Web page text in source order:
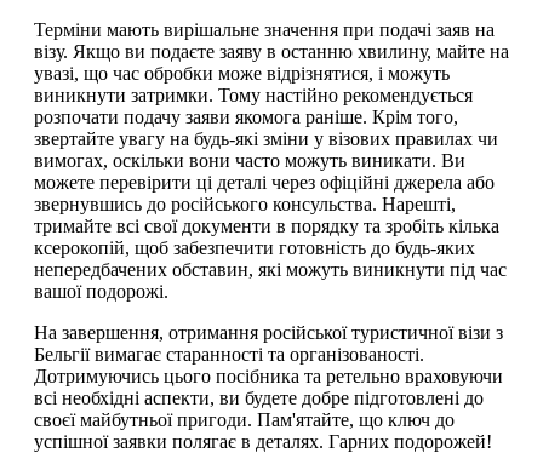
Терміни мають вирішальне значення при подачі заяв на
візу. Якщо ви подаєте заяву в останню хвилину, майте на
увазі, що час обробки може відрізнятися, і можуть
виникнути затримки. Тому настійно рекомендується
розпочати подачу заяви якомога раніше. Крім того,
звертайте увагу на будь-які зміни у візових правилах чи
вимогах, оскільки вони часто можуть виникати. Ви
можете перевірити ці деталі через офіційні джерела або
звернувшись до російського консульства. Нарешті,
тримайте всі свої документи в порядку та зробіть кілька
ксерокопій, щоб забезпечити готовність до будь-яких
непередбачених обставин, які можуть виникнути під час
вашої подорожі.
На завершення, отримання російської туристичної візи з
Бельгії вимагає старанності та організованості.
Дотримуючись цього посібника та ретельно враховуючи
всі необхідні аспекти, ви будете добре підготовлені до
своєї майбутньої пригоди. Пам'ятайте, що ключ до
успішної заявки полягає в деталях. Гарних подорожей!